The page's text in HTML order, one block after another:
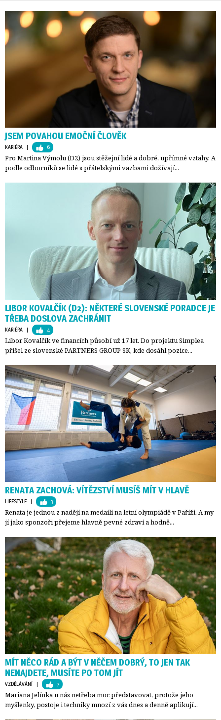
JSEM POVAHOU EMOČNÍ ČLOVĚK
KARIÉRA | 6
Pro Martina Výmolu (D2) jsou stěžejní lidé a dobré, upřímné vztahy. A
podle odborníků se lidé s přátelskými vazbami dožívají...
LIBOR KOVALČÍK (D2): NĚKTERÉ SLOVENSKÉ PORADCE JE
TŘEBA DOSLOVA ZACHRÁNIT
KARIÉRA | 4
Libor Kovalčík ve financích působí už 17 let. Do projektu Simplea
přišel ze slovenské PARTNERS GROUP SK, kde dosáhl pozice...
RENATA ZACHOVÁ: VÍTĚZSTVÍ MUSÍŠ MÍT V HLAVĚ
LIFESTYLE | 3
Renata je jednou z nadějí na medaili na letní olympiádě v Paříži. A my
jí jako sponzoři přejeme hlavně pevné zdraví a hodně...
MÍT NĚCO RÁD A BÝT V NĚČEM DOBRÝ, TO JEN TAK
NENAJDETE, MUSÍTE PO TOM JÍT
VZDĚLÁVÁNÍ | 7
Mariana Jelínka u nás netřeba moc představovat, protože jeho
myšlenky, postoje i techniky mnozí z vás dnes a denně aplikují...